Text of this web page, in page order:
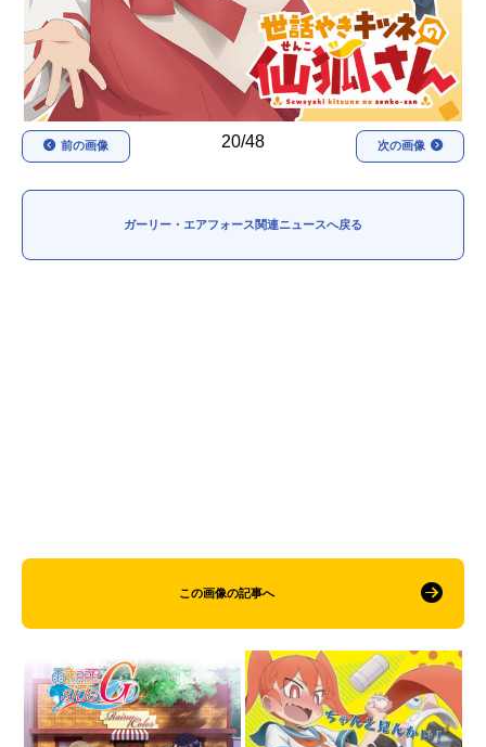
20/48
前の画像 次の画像
ガーリー・エアフォース関連ニュースへ戻る
この画像の記事へ